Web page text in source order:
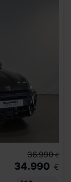
36.990 €
34.990 €